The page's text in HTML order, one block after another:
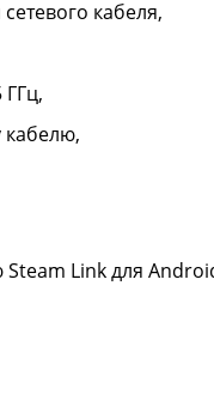
кабеля,
кабелю,
Link для